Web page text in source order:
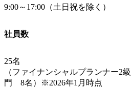
9:00～17:00（土日祝を除く）
社員数
25名
（ファイナンシャルプランナー2
門 8名）※2026年1月時点